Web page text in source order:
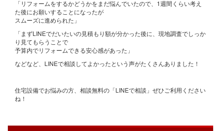
「リフォームをするかどうかをまだ悩んでいたので、1週間くらい考え
た後にお願いすることになったが
スムーズに進められた」
「まずLINEでだいたいの見積もり額が分かった後に、現地調査でしっか
り見てもらうことで
予算内でリフォームできる安心感があった」
などなど、LINEで相談してよかったという声がたくさんありました！
住宅設備でお悩みの方、相談無料の「LINEで相談」ぜひご利用ください
ね！